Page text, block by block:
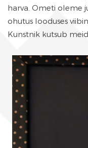
harva. Ometi oleme
ohutus looduses
Kunstnik kutsub